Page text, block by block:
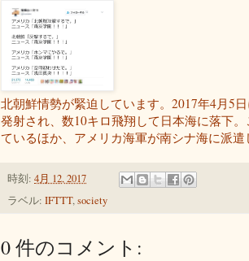
北朝鮮情勢が緊迫しています。2017年4月5
発射され、数10キロ飛翔して日本海に落下
ているほか、アメリカ海軍が南シナ海に派遣
時刻: 4月 12, 2017
ラベル: IFTTT,society
0 件のコメント: